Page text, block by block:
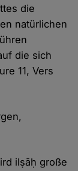
die
natürlichen
die sich
11, Vers
ilṣāḥ große